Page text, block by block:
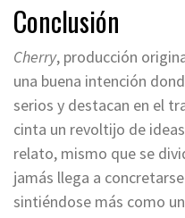
Conclusión
Cherry, producción
una buena intención
serios y destacan en el
cinta un revoltijo de
relato, mismo que se
jamás llega a
sintiéndose más como